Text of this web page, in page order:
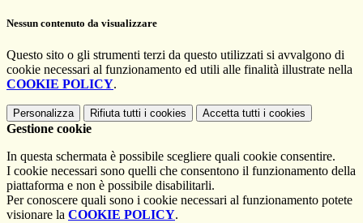
Nessun contenuto da visualizzare
Questo sito o gli strumenti terzi da questo utilizzati si avvalgono di
cookie necessari al funzionamento ed utili alle finalità illustrate nella
COOKIE POLICY.
Personalizza Rifiuta tutti i cookies Accetta tutti i cookies
Gestione cookie
In questa schermata è possibile scegliere quali cookie consentire.
I cookie necessari sono quelli che consentono il funzionamento della
piattaforma e non è possibile disabilitarli.
Per conoscere quali sono i cookie necessari al funzionamento potete
visionare la COOKIE POLICY.